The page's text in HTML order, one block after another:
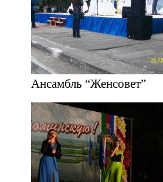
Ансамбль “Женсовет”